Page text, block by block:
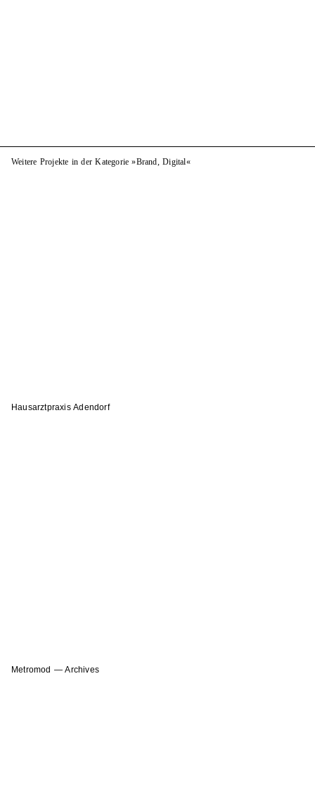
Weitere Projekte in der Kategorie »Brand, Digital«
Hausarztpraxis Adendorf
Metromod — Archives